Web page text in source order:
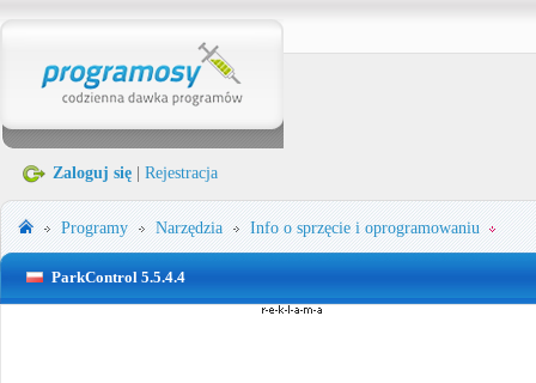
Zaloguj się Rejestracja
Programy Narzędzia Info o sprzęcie i oprogramowaniu
ParkControl 5.5.4.4